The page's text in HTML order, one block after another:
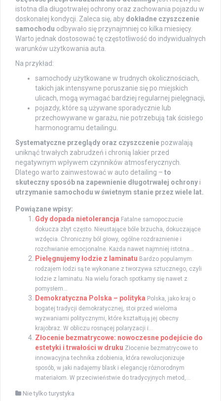
istotna dla długotrwałej ochrony oraz zachowania pojazdu w
doskonałej kondycji. Zaleca się, aby dokładne czyszczenie
samochodu odbywało się przynajmniej co kilka miesięcy.
Warto jednak dostosować tę częstotliwość do indywidualnych
warunków użytkowania auta.
Na przykład:
samochody użytkowane w trudnych okolicznościach,
takich jak intensywne poruszanie się po miejskich
ulicach, mogą wymagać bardziej regularnej pielęgnacji,
pojazdy, które są używane sporadycznie lub
przechowywane w garażu, nie potrzebują tak ścisłego
harmonogramu detailingu.
Systematyczne przeglądy oraz czyszczenie pozwalają
uniknąć trwałych zabrudzeń i chronią lakier przed
negatywnym wpływem czynników atmosferycznych.
Dlatego warto zainwestować w auto detailing – to
skuteczny sposób na zapewnienie długotrwałej ochrony i
utrzymanie samochodu w świetnym stanie przez wiele lat.
Powiązane wpisy:
Gdy dopada nietolerancja Fatalne samopoczucie
dokucza zbyt często. Nieustające bóle brzucha, dokuczające
wzdęcia. Chroniczny ból głowy, ogólne rozdrażnienie i
rozchwianie emocjonalne. Każda nawet najmniej istotna...
Pielęgnujemy łodzie z laminatu Bardzo popularnym
rodzajem łodzi są te wykonane z tworzywa sztucznego, czyli
łodzie z laminatu. Na wielu forach spotkamy się nawet z
pomysłem...
Demokratyczna Polska – polityka Polska, jako kraj o
bogatej tradycji demokratycznej, stoi przed wieloma
wyzwaniami politycznymi, które kształtują jej obecny
krajobraz. W obliczu rosnącej polaryzacji i...
Złocenie bezmatrycowe: nowoczesne podejście do
estetyki i trwałości w druku Złocenie bezmatrycowe to
innowacyjna technika zdobienia, która rewolucjonizuje
sposób, w jaki nadajemy blask i elegancję różnorodnym
materiałom. W przeciwieństwie do tradycyjnych metod,...
Nie tylko turystyka